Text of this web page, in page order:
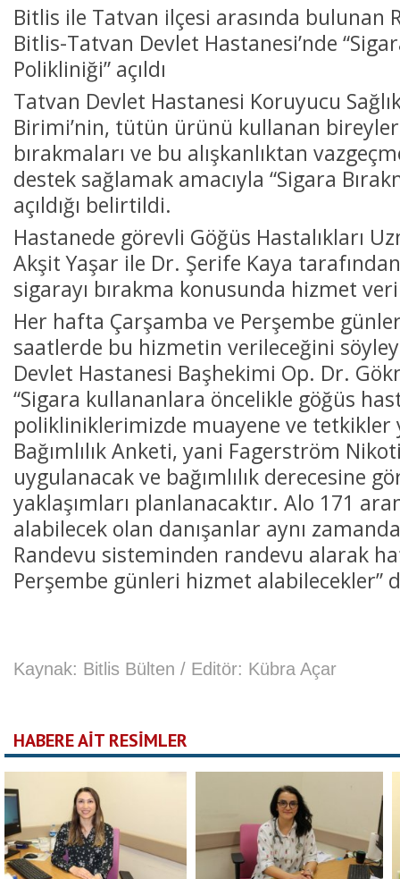
Bitlis ile Tatvan ilçesi arasında bulunan
Bitlis-Tatvan Devlet Hastanesi’nde
Polikliniği” açıldı
Tatvan Devlet Hastanesi Koruyucu
Birimi’nin, tütün ürünü kullanan
bırakmaları ve bu alışkanlıktan
destek sağlamak amacıyla “Sigara
açıldığı belirtildi.
Hastanede görevli Göğüs Hastalıkları
Akşit Yaşar ile Dr. Şerife Kaya
sigarayı bırakma konusunda hizmet
Her hafta Çarşamba ve Perşembe
saatlerde bu hizmetin verileceğini
Devlet Hastanesi Başhekimi Op. Dr.
“Sigara kullananlara öncelikle göğüs
polikliniklerimizde muayene ve tetkikler
Bağımlılık Anketi, yani Fagerström
uygulanacak ve bağımlılık derecesine
yaklaşımları planlanacaktır. Alo 171
alabilecek olan danışanlar aynı
Randevu sisteminden randevu alarak
Perşembe günleri hizmet alabilecekler”
Kaynak: Bitlis Bülten / Editör: Kübra Açar
HABERE AİT RESİMLER